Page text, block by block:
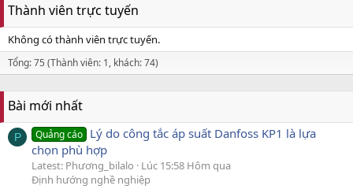
Thành viên trực tuyến
Không có thành viên trực tuyến.
Tổng: 75 (Thành viên: 1, khách: 74)
Bài mới nhất
P Quảng cáo Lý do công tắc áp suất Danfoss KP1 là lựa
chọn phù hợp
Latest: Phương_bilalo
Lúc 15:58 Hôm qua
Định hướng nghề nghiệp